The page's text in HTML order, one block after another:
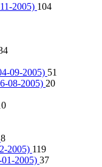
2005) 104
09-2005) 51
08-2005) 20
8
2005) 119
2005) 37